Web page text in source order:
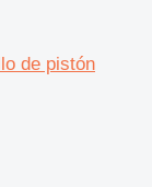
de pistón